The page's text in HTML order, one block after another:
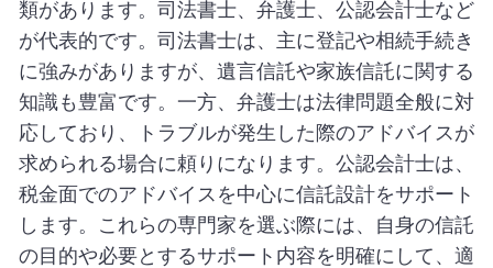
類があります。司法書士、弁護士、公認会計士など
が代表的です。司法書士は、主に登記や相続手続き
に強みがありますが、遺言信託や家族信託に関する
知識も豊富です。一方、弁護士は法律問題全般に対
応しており、トラブルが発生した際のアドバイスが
求められる場合に頼りになります。公認会計士は、
税金面でのアドバイスを中心に信託設計をサポート
します。これらの専門家を選ぶ際には、自身の信託
の目的や必要とするサポート内容を明確にして、適